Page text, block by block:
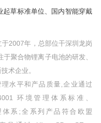
起草标准单位、国内智能穿戴
2007年，总部位干深圳龙岗
聚合物锂离子电池的研发、
术企业。
平和产品质量,企业通过
环境管理体系标准、
体系;全系列产品符合欧盟